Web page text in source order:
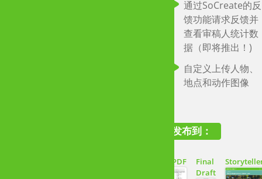
通过SoCreate的反
馈功能请求反馈并
查看审稿人统计数
据（即将推出！)
自定义上传人物、
地点和动作图像
发布到：
PDF
Final
Draft
使用
SoCreate（学生
喜爱的写作工
具）控制您的课
堂。
幕和舞台故事（最多
育工作者。